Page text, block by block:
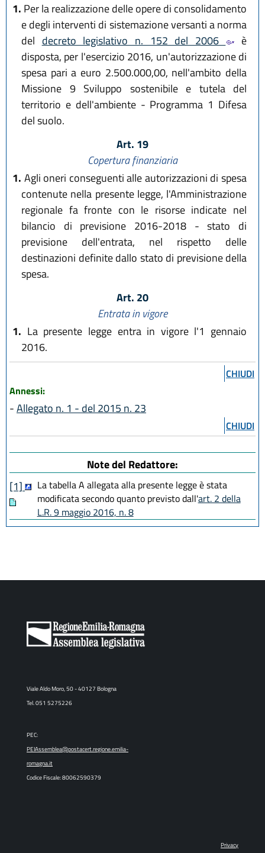
1. Per la realizzazione delle opere di consolidamento
e degli interventi di sistemazione versanti a norma
del decreto legislativo n. 152 del 2006
è
disposta, per l'esercizio 2016, un'autorizzazione di
spesa pari a euro 2.500.000,00, nell'ambito della
Missione 9 Sviluppo sostenibile e tutela del
territorio e dell'ambiente - Programma 1 Difesa
del suolo.
Art. 19
Copertura finanziaria
1. Agli oneri conseguenti alle autorizzazioni di spesa
contenute nella presente legge, l'Amministrazione
regionale fa fronte con le risorse indicate nel
bilancio di previsione 2016-2018 - stato di
previsione dell'entrata, nel rispetto delle
destinazioni definite dallo stato di previsione della
spesa.
Art. 20
Entrata in vigore
1. La presente legge entra in vigore l'1 gennaio
2016.
CHIUDI
Annessi:
-Allegato n. 1 - del 2015 n. 23
CHIUDI
Note del Redattore:
[1]
La tabella A allegata alla presente legge è stata
modificata secondo quanto previsto dall'art. 2 della
L.R. 9 maggio 2016, n. 8
Viale Aldo Moro, 50 - 40127 Bologna
Tel. 051 5275226
PEC:
PEIAssemblea@postacert.regione.emilia-
romagna.it
Codice Fiscale: 80062590379
Privacy